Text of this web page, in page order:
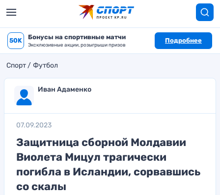
50K Бонусы на спортивные матчи
Эксклюзивные акции, розыгрыши призов
Подробнее
Спорт Футбол
Иван Адаменко
07.09.2023
Защитница сборной Молдавии
Виолета Мицул трагически
погибла в Исландии, сорвавшись
со скалы